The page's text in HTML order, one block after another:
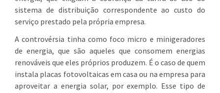
sistema de distribuição correspondente ao custo do
serviço prestado pela própria empresa.
A controvérsia tinha como foco micro e minigeradores
de energia, que são aqueles que consomem energias
renováveis que eles próprios produzem. É o caso de quem
instala placas fotovoltaicas em casa ou na empresa para
aproveitar a energia solar, por exemplo. Esse tipo de